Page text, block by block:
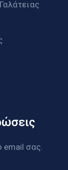
email σας.